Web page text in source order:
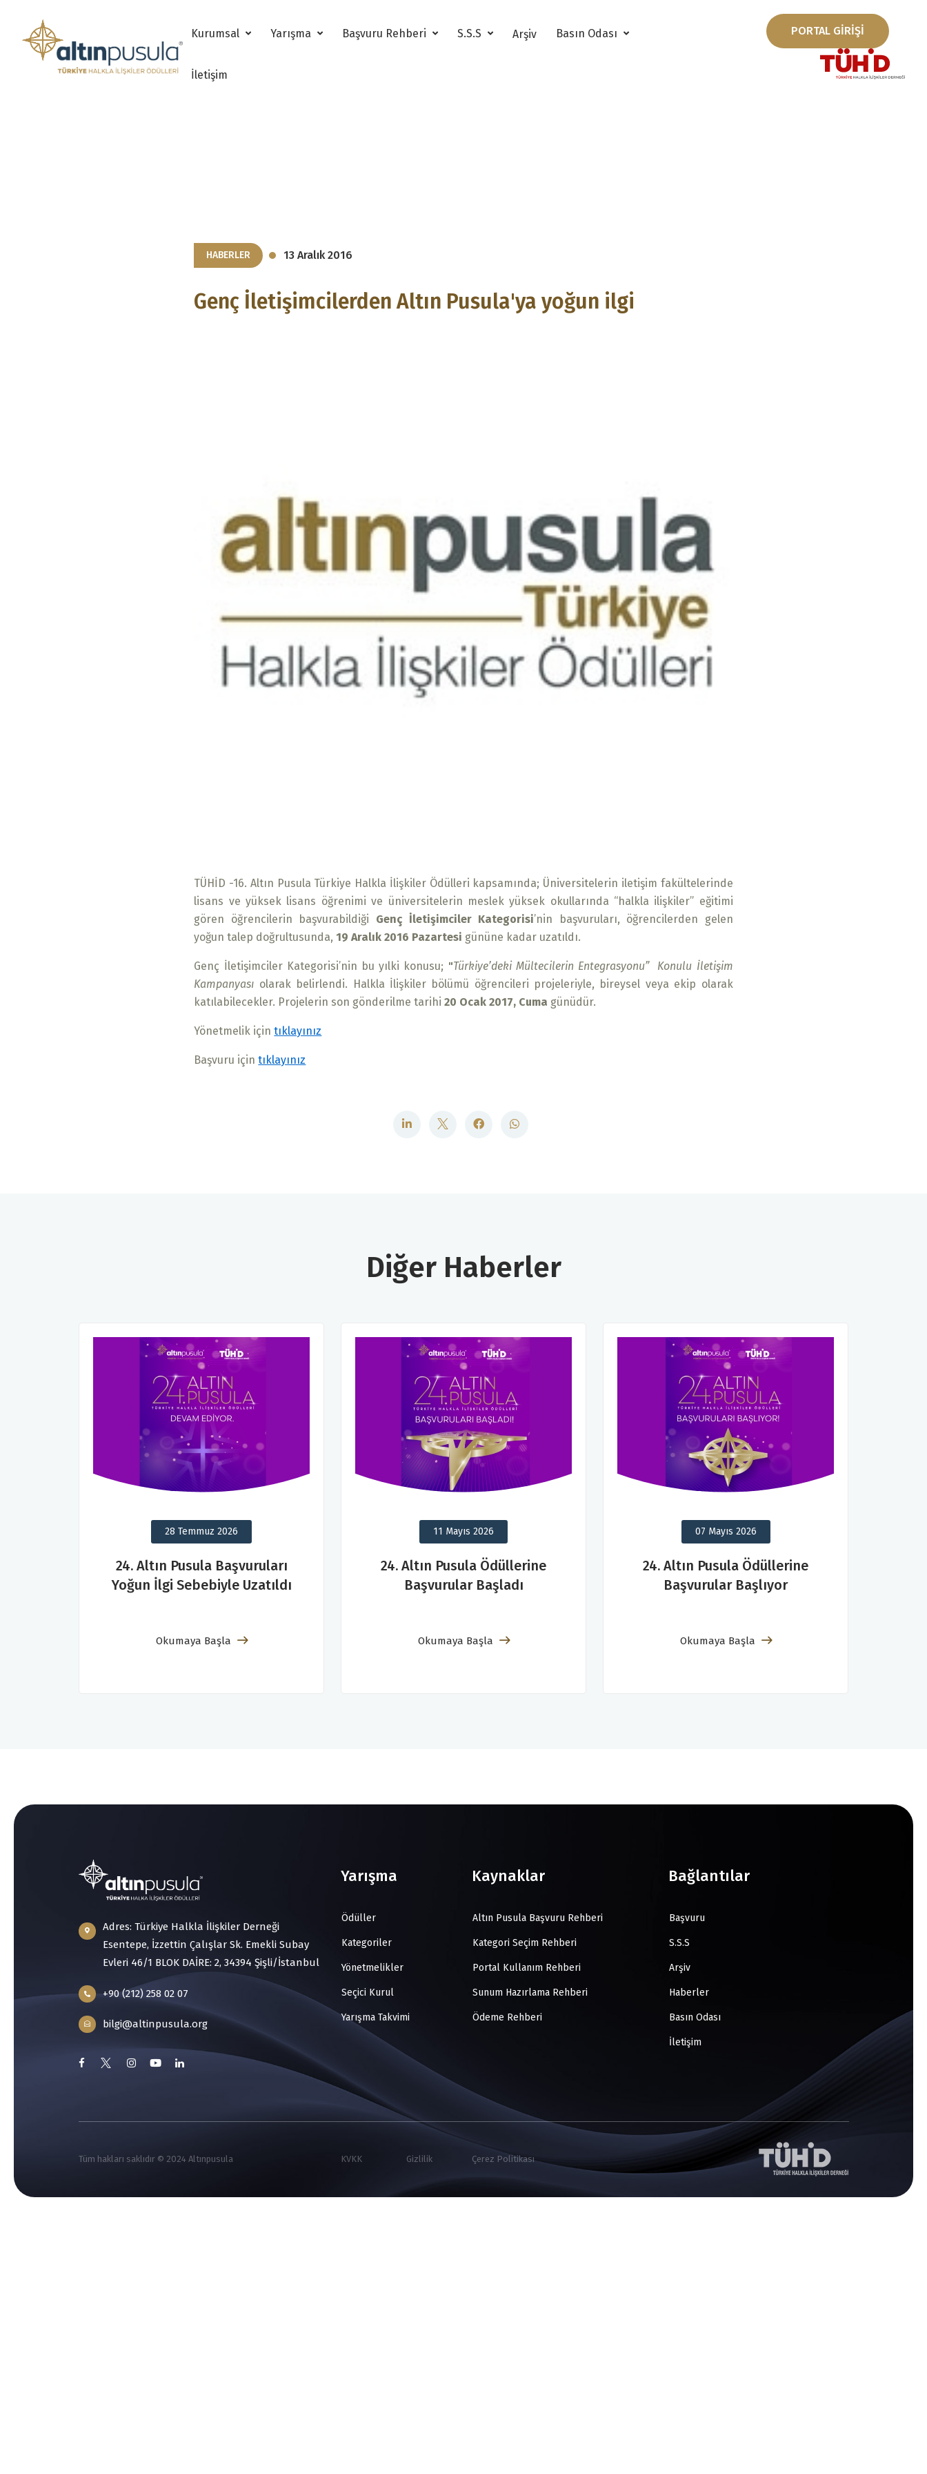
Kurumsal Yarışma Başvuru Rehberi S.S.S Arşiv Basın Odası
İletişim
PORTAL GİRİŞİ
HABERLER 13 Aralık 2016
Genç İletişimcilerden Altın Pusula'ya yoğun ilgi
TÜHİD -16. Altın Pusula Türkiye Halkla İlişkiler Ödülleri kapsamında; Üniversitelerin iletişim fakültelerinde
lisans ve yüksek lisans öğrenimi ve üniversitelerin meslek yüksek okullarında “halkla ilişkiler” eğitimi
gören öğrencilerin başvurabildiği Genç İletişimciler Kategorisi’nin başvuruları, öğrencilerden gelen
yoğun talep doğrultusunda,19 Aralık 2016 Pazartesi gününe kadar uzatıldı.
Genç İletişimciler Kategorisi’nin bu yılki konusu; "Türkiye’deki Mültecilerin Entegrasyonu” Konulu İletişim
Kampanyası olarak belirlendi. Halkla İlişkiler bölümü öğrencileri projeleriyle, bireysel veya ekip olarak
katılabilecekler. Projelerin son gönderilme tarihi20 Ocak 2017, Cuma günüdür.
Yönetmelik içintıklayınız
Başvuru içintıklayınız
Diğer Haberler
28 Temmuz 2026
24. Altın Pusula Başvuruları
Yoğun İlgi Sebebiyle Uzatıldı
Okumaya Başla
11 Mayıs 2026
24. Altın Pusula Ödüllerine
Başvurular Başladı
Okumaya Başla
07 Mayıs 2026
24. Altın Pusula Ödüllerine
Başvurular Başlıyor
Okumaya Başla
Adres: Türkiye Halkla İlişkiler Derneği
Esentepe, İzzettin Çalışlar Sk. Emekli Subay
Evleri 46/1 BLOK DAİRE: 2, 34394 Şişli/İstanbul
+90 (212) 258 02 07
bilgi@altinpusula.org
Yarışma
Ödüller
Kategoriler
Yönetmelikler
Seçici Kurul
Yarışma Takvimi
Kaynaklar
Altın Pusula Başvuru Rehberi
Kategori Seçim Rehberi
Portal Kullanım Rehberi
Sunum Hazırlama Rehberi
Ödeme Rehberi
Bağlantılar
Başvuru
S.S.S
Arşiv
Haberler
Basın Odası
İletişim
Tüm hakları saklıdır © 2024 Altınpusula KVKK Gizlilik Çerez Politikası